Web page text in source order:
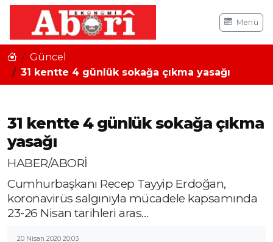
Menü
Güncel
31 kentte 4 günlük sokağa çıkma yasağı
31 kentte 4 günlük sokağa çıkma
yasağı
HABER/ABORİ
Cumhurbaşkanı Recep Tayyip Erdoğan,
koronavirüs salgınıyla mücadele kapsamında
23-26 Nisan tarihleri aras…
20 Nisan 2020 20:03